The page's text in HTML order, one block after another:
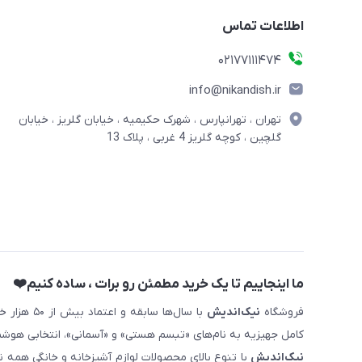
اطلاعات تماس
02177111474
info@nikandish.ir
تهران ، تهرانپارس ، شهرک حکیمیه ، خیابان گلریز ، خیابان
گلچین ، کوچه گلریز 4 غربی ، پلاک 13
ما اینجاییم تا یک خرید مطمئن رو برات ، ساده کنیم❤️
فروشگاه نیک‌اندیش
با
کامل جهیزیه به نام‌های «تبسم هستی» و «آسمانی»، انتخابی
نیک‌اندیش با تنوع بالای محصولات لوازم آشپزخانه و خانگی